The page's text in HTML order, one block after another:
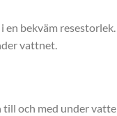
en bekväm
vattnet.
och med under